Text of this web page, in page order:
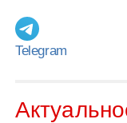
Telegram